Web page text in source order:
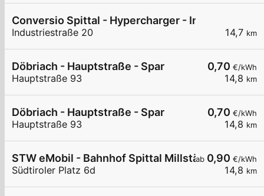
14,7 km
Conversio Spittal - Hypercharger -
Industriestraße 20
0,70 €/kWh
14,8 km
Döbriach - Hauptstraße - Spar
Hauptstraße 93
0,70 €/kWh
14,8 km
Döbriach - Hauptstraße - Spar
Hauptstraße 93
ab 0,90 €/kWh
14,8 km
STW eMobil - Bahnhof Spittal Millstättersee,
Südtiroler Platz 6d